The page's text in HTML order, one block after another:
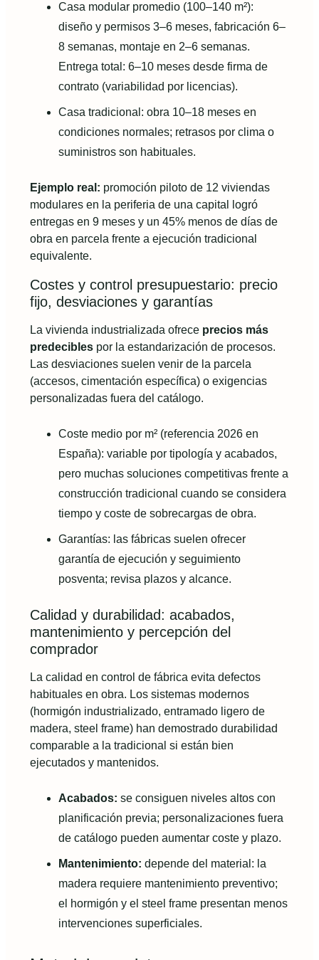
Casa modular promedio (100–140 m²):
diseño y permisos 3–6 meses, fabricación 6–
8 semanas, montaje en 2–6 semanas.
Entrega total: 6–10 meses desde firma de
contrato (variabilidad por licencias).
Casa tradicional: obra 10–18 meses en
condiciones normales; retrasos por clima o
suministros son habituales.
Ejemplo real: promoción piloto de 12 viviendas
modulares en la periferia de una capital logró
entregas en 9 meses y un 45% menos de días de
obra en parcela frente a ejecución tradicional
equivalente.
Costes y control presupuestario: precio
fijo, desviaciones y garantías
La vivienda industrializada ofrece precios más
predecibles por la estandarización de procesos.
Las desviaciones suelen venir de la parcela
(accesos, cimentación específica) o exigencias
personalizadas fuera del catálogo.
Coste medio por m² (referencia 2026 en
España): variable por tipología y acabados,
pero muchas soluciones competitivas frente a
construcción tradicional cuando se considera
tiempo y coste de sobrecargas de obra.
Garantías: las fábricas suelen ofrecer
garantía de ejecución y seguimiento
posventa; revisa plazos y alcance.
Calidad y durabilidad: acabados,
mantenimiento y percepción del
comprador
La calidad en control de fábrica evita defectos
habituales en obra. Los sistemas modernos
(hormigón industrializado, entramado ligero de
madera, steel frame) han demostrado durabilidad
comparable a la tradicional si están bien
ejecutados y mantenidos.
Acabados: se consiguen niveles altos con
planificación previa; personalizaciones fuera
de catálogo pueden aumentar coste y plazo.
Mantenimiento: depende del material: la
madera requiere mantenimiento preventivo;
el hormigón y el steel frame presentan menos
intervenciones superficiales.